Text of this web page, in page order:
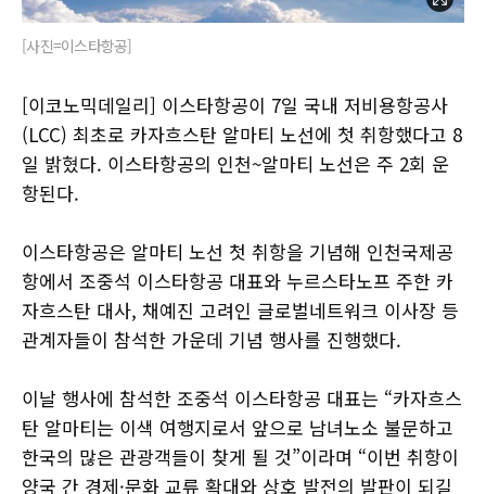
[사진=이스타항공]
[이코노믹데일리] 이스타항공이 7일 국내 저비용항공사
(LCC) 최초로 카자흐스탄 알마티 노선에 첫 취항했다고 8
일 밝혔다. 이스타항공의 인천~알마티 노선은 주 2회 운
항된다.
이스타항공은 알마티 노선 첫 취항을 기념해 인천국제공
항에서 조중석 이스타항공 대표와 누르스타노프 주한 카
자흐스탄 대사, 채예진 고려인 글로벌네트워크 이사장 등
관계자들이 참석한 가운데 기념 행사를 진행했다.
이날 행사에 참석한 조중석 이스타항공 대표는 “카자흐스
탄 알마티는 이색 여행지로서 앞으로 남녀노소 불문하고
한국의 많은 관광객들이 찾게 될 것”이라며 “이번 취항이
양국 간 경제·문화 교류 확대와 상호 발전의 발판이 되길